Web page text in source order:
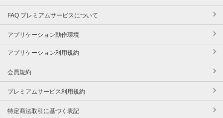
FAQ プレミアムサービスについて
アプリケーション動作環境
アプリケーション利用規約
会員規約
プレミアムサービス利用規約
特定商法取引に基づく表記